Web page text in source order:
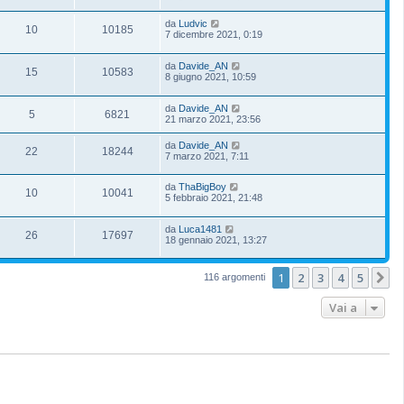
10 10185 da
Ludvic
7 dicembre 2021, 0:19
15 10583 da Davide_AN
8 giugno 2021, 10:59
5 6821 da Davide_AN
21 marzo 2021, 23:56
22 18244 da Davide_AN
7 marzo 2021, 7:11
10 10041 da ThaBigBoy
5 febbraio 2021, 21:48
26 17697 da Luca1481
18 gennaio 2021, 13:27
116 argomenti 1 2 3 4 5
Vai a